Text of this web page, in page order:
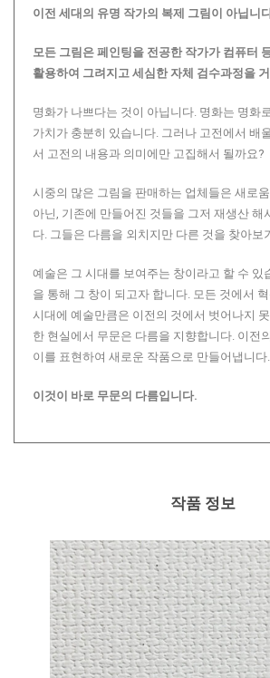
이전 세대의 유명 작가의 복제 그림이 아닙니
모든 그림은 페인팅을 전공한 작가가 컴퓨터
활용하여 그려지고 세심한 자체 검수과정을
명화가 나쁘다는 것이 아닙니다. 명화는 명화
가치가 충분히 있습니다. 그러나 고전에서 배
서 고전의 내용과 의미에만 고집해서 될까요?
시중의 많은 그림을 판매하는 업체들은 새로
아닌, 기존에 만들어진 것들을 그저 재생산 해
다. 그들은 다름을 외치지만 다른 것을 찾아보
예술은 그 시대를 보여주는 창이라고 할 수 있
을 통해 그 창이 되고자 합니다. 모든 것에서
시대에 예술만큼은 이전의 것에서 벗어나지
한 현실에서 무문은 다름을 지향합니다. 이전
이를 표현하여 새로운 작품으로 만들어냅니다.
이것이 바로 무문의 다름입니다.
작품 정보